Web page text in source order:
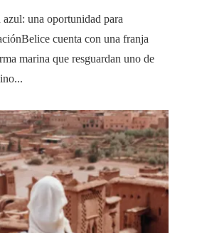
una oportunidad para
cuenta con una franja
marina que resguardan uno de